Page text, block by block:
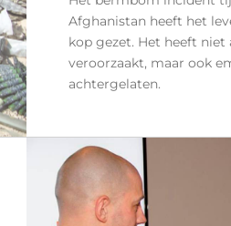
Afghanistan heeft het
kop gezet. Het heeft niet
veroorzaakt, maar ook
achtergelaten.